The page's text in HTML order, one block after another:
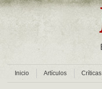
Inicio Artículos Críticas